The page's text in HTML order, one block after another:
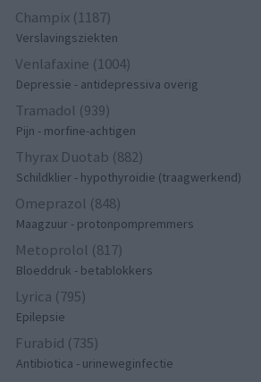
Champix (1187)
Verslavingsziekten
Venlafaxine (1004)
Depressie - antidepressiva overig
Tramadol (939)
Pijn - morfine-achtigen
Thyrax Duotab (882)
Schildklier - hypothyroidie (traagwerkend)
Omeprazol (848)
Maagzuur - protonpompremmers
Metoprolol (817)
Bloeddruk - betablokkers
Lyrica (795)
Epilepsie
Furabid (735)
Antibiotica - urineweginfectie